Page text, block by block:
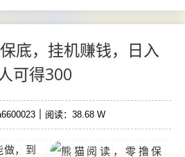
一个在
或zfb
推8
底，挂机赚钱，日入
可得300
阅读：38.68 W
做，到